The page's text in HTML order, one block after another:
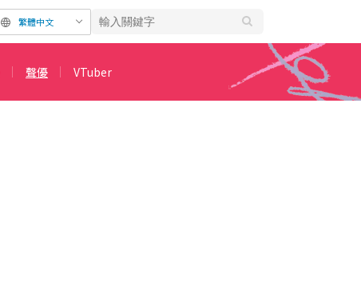
繁體中文
聲優 VTuber